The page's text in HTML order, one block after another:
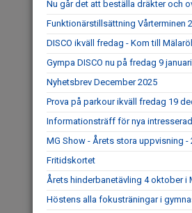
Nu går det att beställa dräkter och
Funktionärstillsättning Vårterminen
DISCO ikväll fredag - Kom till
Gympa DISCO nu på fredag 9
Nyhetsbrev December 2025
Prova på parkour ikväll fredag 19
Informationsträff för nya
MG Show - Årets stora uppvisning -
Fritidskortet
Årets hinderbanetävling 4 oktober i
Höstens alla fokusträningar i